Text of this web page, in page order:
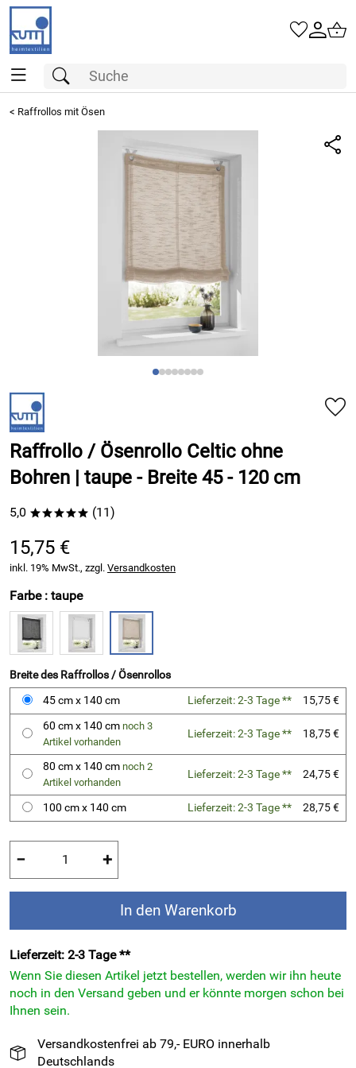
< Raffrollos mit Ösen
Raffrollo / Ösenrollo Celtic ohne
Bohren | taupe - Breite 45 - 120 cm
5,0 ***** (11)
15,75 €
inkl. 19% MwSt., zzgl. Versandkosten
Farbe : taupe
Breite des Raffrollos / Ösenrollos
45 cm x 140 cm
Lieferzeit: 2-3 Tage **
15,75 €
60 cm x 140 cm noch 3
Artikel vorhanden
Lieferzeit: 2-3 Tage ** 18,75 €
80 cm x 140 cm noch 2
Artikel vorhanden
Lieferzeit: 2-3 Tage ** 24,75 €
100 cm x 140 cm Lieferzeit: 2-3 Tage ** 28,75 €
− +
In den Warenkorb
Lieferzeit: 2-3 Tage **
Wenn Sie diesen Artikel jetzt bestellen, werden wir ihn heute
noch in den Versand geben und er könnte morgen schon bei
Ihnen sein.
Versandkostenfrei ab 79,- EURO innerhalb
Deutschlands